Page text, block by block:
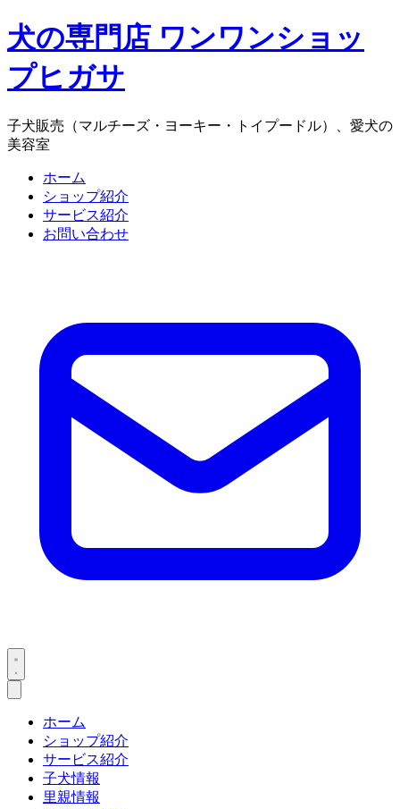
犬の専門店 ワンワンショッ
プヒガサ
子犬販売（マルチーズ・ヨーキー・トイプードル）、愛犬の
美容室
ホーム
ショップ紹介
サービス紹介
お問い合わせ
ホーム
ショップ紹介
サービス紹介
子犬情報
里親情報